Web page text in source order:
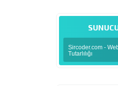
Sircoder.com -
Tutarlılığı